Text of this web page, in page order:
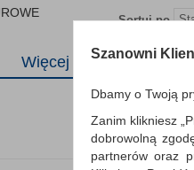
Więcej
Sortuj po
Szanowni
Dbamy o Twoją
Zanim klikniesz
dobrowolną
partnerów oraz